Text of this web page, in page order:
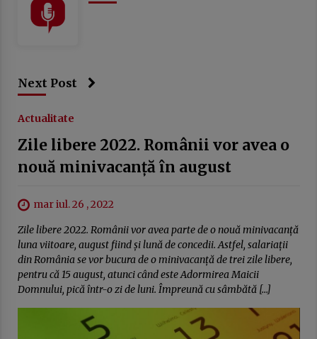
Next Post
Actualitate
Zile libere 2022. Românii vor avea o
nouă minivacanţă în august
mar iul. 26 , 2022
Zile libere 2022. Românii vor avea parte de o nouă minivacanţă
luna viitoare, august fiind şi lună de concedii. Astfel, salariaţii
din România se vor bucura de o minivacanţă de trei zile libere,
pentru că 15 august, atunci când este Adormirea Maicii
Domnului, pică într-o zi de luni. Împreună cu sâmbătă […]